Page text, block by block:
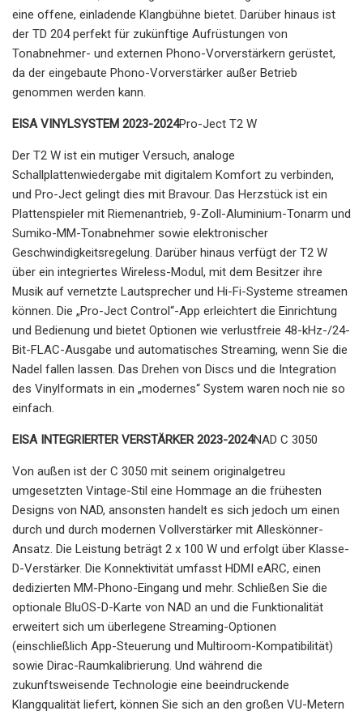
eine offene, einladende Klangbühne bietet. Darüber hinaus ist
der TD 204 perfekt für zukünftige Aufrüstungen von
Tonabnehmer- und externen Phono-Vorverstärkern gerüstet,
da der eingebaute Phono-Vorverstärker außer Betrieb
genommen werden kann.
EISA VINYLSYSTEM 2023-2024Pro-Ject T2 W
Der T2 W ist ein mutiger Versuch, analoge
Schallplattenwiedergabe mit digitalem Komfort zu verbinden,
und Pro-Ject gelingt dies mit Bravour. Das Herzstück ist ein
Plattenspieler mit Riemenantrieb, 9-Zoll-Aluminium-Tonarm und
Sumiko-MM-Tonabnehmer sowie elektronischer
Geschwindigkeitsregelung. Darüber hinaus verfügt der T2 W
über ein integriertes Wireless-Modul, mit dem Besitzer ihre
Musik auf vernetzte Lautsprecher und Hi-Fi-Systeme streamen
können. Die „Pro-Ject Control“-App erleichtert die Einrichtung
und Bedienung und bietet Optionen wie verlustfreie 48-kHz-/24-
Bit-FLAC-Ausgabe und automatisches Streaming, wenn Sie die
Nadel fallen lassen. Das Drehen von Discs und die Integration
des Vinylformats in ein „modernes“ System waren noch nie so
einfach.
EISA INTEGRIERTER VERSTÄRKER 2023-2024NAD C 3050
Von außen ist der C 3050 mit seinem originalgetreu
umgesetzten Vintage-Stil eine Hommage an die frühesten
Designs von NAD, ansonsten handelt es sich jedoch um einen
durch und durch modernen Vollverstärker mit Alleskönner-
Ansatz. Die Leistung beträgt 2 x 100 W und erfolgt über Klasse-
D-Verstärker. Die Konnektivität umfasst HDMI eARC, einen
dedizierten MM-Phono-Eingang und mehr. Schließen Sie die
optionale BluOS-D-Karte von NAD an und die Funktionalität
erweitert sich um überlegene Streaming-Optionen
(einschließlich App-Steuerung und Multiroom-Kompatibilität)
sowie Dirac-Raumkalibrierung. Und während die
zukunftsweisende Technologie eine beeindruckende
Klangqualität liefert, können Sie sich an den großen VU-Metern